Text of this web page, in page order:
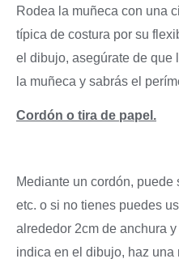
Rodea la muñeca con una
típica de costura por su
el dibujo, asegúrate de que
la muñeca y sabrás el
Cordón o tira de papel.
Mediante un cordón, puede
etc. o si no tienes puedes
alrededor 2cm de anchura
indica en el dibujo, haz una